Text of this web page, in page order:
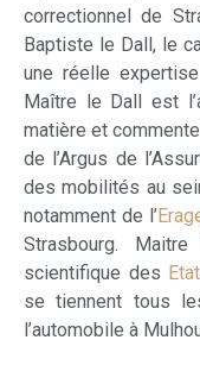
correctionnel de
Baptiste le Dall, le
une réelle
Maître le Dall est
matière et
de l’Argus de
des mobilités au
notamment de l’
Strasbourg.
scientifique des
se tiennent tous
l’automobile à